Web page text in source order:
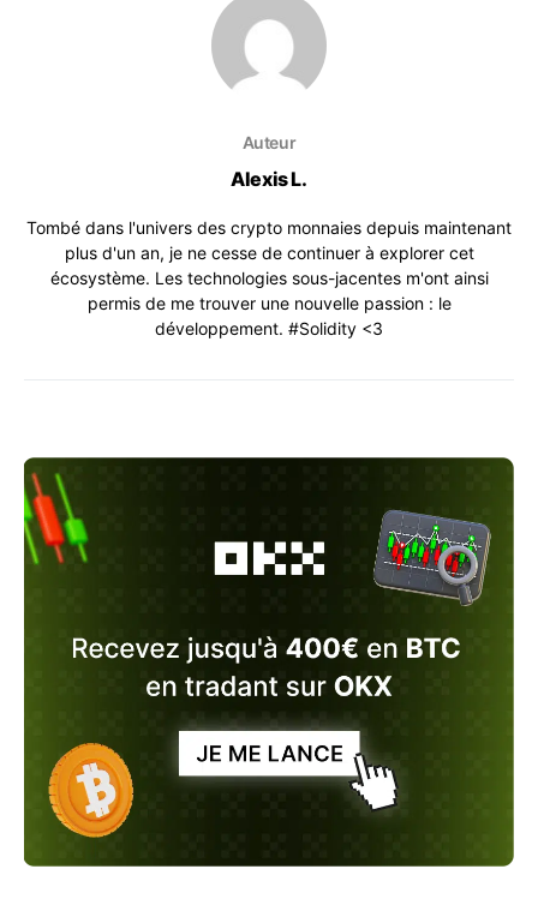
Auteur
Alexis L.
Tombé dans l'univers des crypto monnaies depuis maintenant
plus d'un an, je ne cesse de continuer à explorer cet
écosystème. Les technologies sous-jacentes m'ont ainsi
permis de me trouver une nouvelle passion : le
développement. #Solidity <3